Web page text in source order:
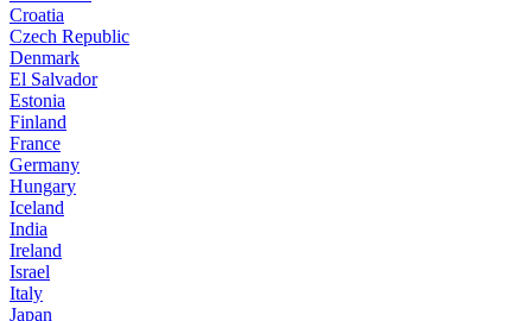
Croatia
Czech Republic
Denmark
El Salvador
Estonia
Finland
France
Germany
Hungary
Iceland
India
Ireland
Israel
Italy
Japan